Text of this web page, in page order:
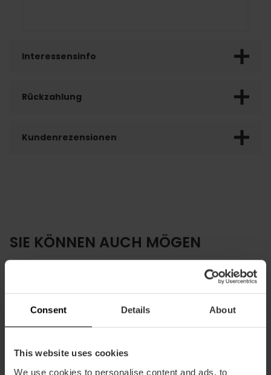
Consent Details About
This website uses cookies
We use cookies to personalise content and ads, to
Interessensinfo
Rückzahlung
Kundenrezensionen
SIE KÖNNEN AUCH MÖGEN